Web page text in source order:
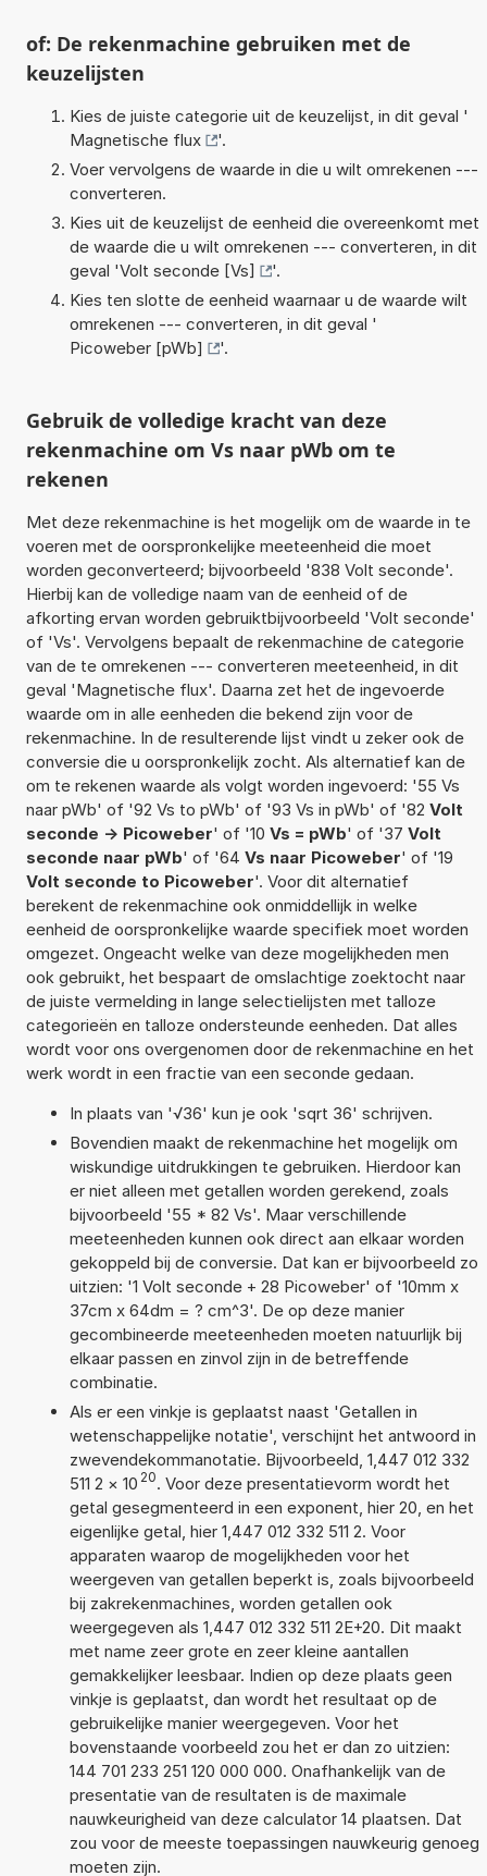
of: De rekenmachine gebruiken met de
keuzelijsten
Kies de juiste categorie uit de keuzelijst, in dit geval '
Magnetische flux
'.
Voer vervolgens de waarde in die u wilt omrekenen ---
converteren.
Kies uit de keuzelijst de eenheid die overeenkomt met
de waarde die u wilt omrekenen --- converteren, in dit
geval 'Volt seconde [Vs]
'.
Kies ten slotte de eenheid waarnaar u de waarde wilt
omrekenen --- converteren, in dit geval '
Picoweber [pWb]
'.
Gebruik de volledige kracht van deze
rekenmachine om Vs naar pWb om te
rekenen
Met deze rekenmachine is het mogelijk om de waarde in te
voeren met de oorspronkelijke meeteenheid die moet
worden geconverteerd; bijvoorbeeld '838 Volt seconde'.
Hierbij kan de volledige naam van de eenheid of de
afkorting ervan worden gebruiktbijvoorbeeld 'Volt seconde'
of 'Vs'. Vervolgens bepaalt de rekenmachine de categorie
van de te omrekenen --- converteren meeteenheid, in dit
geval 'Magnetische flux'. Daarna zet het de ingevoerde
waarde om in alle eenheden die bekend zijn voor de
rekenmachine. In de resulterende lijst vindt u zeker ook de
conversie die u oorspronkelijk zocht. Als alternatief kan de
om te rekenen waarde als volgt worden ingevoerd: '55 Vs
naar pWb' of '92 Vs to pWb' of '93 Vs in pWb' of '82 Volt
seconde -> Picoweber' of '10 Vs = pWb' of '37 Volt
seconde naar pWb' of '64 Vs naar Picoweber' of '19
Volt seconde to Picoweber'. Voor dit alternatief
berekent de rekenmachine ook onmiddellijk in welke
eenheid de oorspronkelijke waarde specifiek moet worden
omgezet. Ongeacht welke van deze mogelijkheden men
ook gebruikt, het bespaart de omslachtige zoektocht naar
de juiste vermelding in lange selectielijsten met talloze
categorieën en talloze ondersteunde eenheden. Dat alles
wordt voor ons overgenomen door de rekenmachine en het
werk wordt in een fractie van een seconde gedaan.
In plaats van '√36' kun je ook 'sqrt 36' schrijven.
Bovendien maakt de rekenmachine het mogelijk om
wiskundige uitdrukkingen te gebruiken. Hierdoor kan
er niet alleen met getallen worden gerekend, zoals
bijvoorbeeld '55 * 82 Vs'. Maar verschillende
meeteenheden kunnen ook direct aan elkaar worden
gekoppeld bij de conversie. Dat kan er bijvoorbeeld zo
uitzien: '1 Volt seconde + 28 Picoweber' of '10mm x
37cm x 64dm = ? cm^3'. De op deze manier
gecombineerde meeteenheden moeten natuurlijk bij
elkaar passen en zinvol zijn in de betreffende
combinatie.
Als er een vinkje is geplaatst naast 'Getallen in
wetenschappelijke notatie', verschijnt het antwoord in
zwevendekommanotatie. Bijvoorbeeld, 1,447 012 332
511 2 × 10 20. Voor deze presentatievorm wordt het
getal gesegmenteerd in een exponent, hier 20, en het
eigenlijke getal, hier 1,447 012 332 511 2. Voor
apparaten waarop de mogelijkheden voor het
weergeven van getallen beperkt is, zoals bijvoorbeeld
bij zakrekenmachines, worden getallen ook
weergegeven als 1,447 012 332 511 2E+20. Dit maakt
met name zeer grote en zeer kleine aantallen
gemakkelijker leesbaar. Indien op deze plaats geen
vinkje is geplaatst, dan wordt het resultaat op de
gebruikelijke manier weergegeven. Voor het
bovenstaande voorbeeld zou het er dan zo uitzien:
144 701 233 251 120 000 000. Onafhankelijk van de
presentatie van de resultaten is de maximale
nauwkeurigheid van deze calculator 14 plaatsen. Dat
zou voor de meeste toepassingen nauwkeurig genoeg
moeten zijn.